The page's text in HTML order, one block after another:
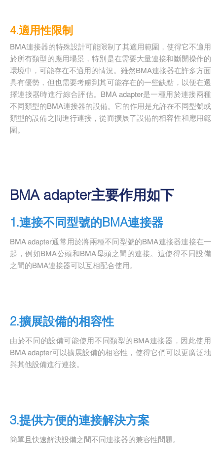
4.適用性限制
BMA連接器的特殊設計可能限制了其適用範圍，使得它不適用
於所有類型的應用場景，特別是在需要大量連接和斷開操作的
環境中，可能存在不適用的情況。雖然BMA連接器在許多方面
具有優勢，但也需要考慮到其可能存在的一些缺點，以便在選
擇連接器時進行綜合評估。BMA adapter是一種用於連接兩種
不同類型的BMA連接器的設備。它的作用是允許在不同型號或
類型的設備之間進行連接，從而擴展了設備的相容性和應用範
圍。
BMA adapter主要作用如下
1.連接不同型號的BMA連接器
BMA adapter通常用於將兩種不同型號的BMA連接器連接在一
起，例如BMA公頭和BMA母頭之間的連接。這使得不同設備
之間的BMA連接器可以互相配合使用。
2.擴展設備的相容性
由於不同的設備可能使用不同類型的BMA連接器，因此使用
BMA adapter可以擴展設備的相容性，使得它們可以更廣泛地
與其他設備進行連接。
3.提供方便的連接解決方案
簡單且快速解決設備之間不同連接器的兼容性問題。